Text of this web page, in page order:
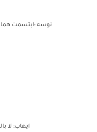
نوسه :ابتسمت هما
ايهاب: لا